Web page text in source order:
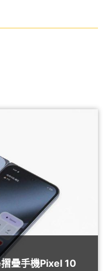
疊手機Pixel 10